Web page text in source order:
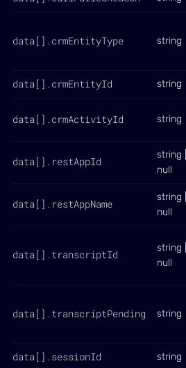
data[].crmEntityType string
data[].crmEntityId string
data[].crmActivityId string
data[].restAppId
string |
null
data[].restAppName
string |
null
data[].transcriptId
string |
null
data[].transcriptPending string
data[].sessionId string